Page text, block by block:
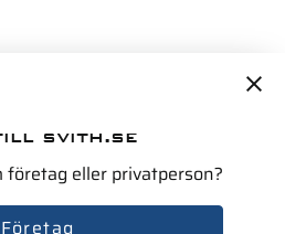
till svith.se
företag eller privatperson?
Företag